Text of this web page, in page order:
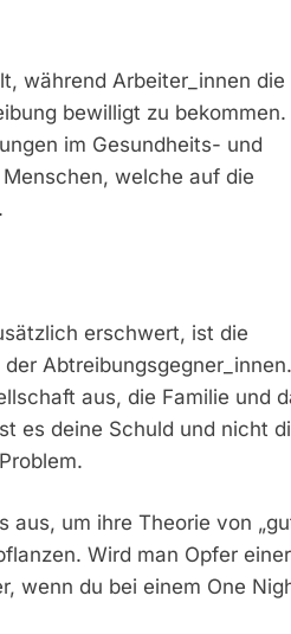
während Arbeiter_innen die
bewilligt zu bekommen.
im Gesundheits- und
welche auf die
erschwert, ist die
aus, die Familie und
es deine Schuld und nicht
um ihre Theorie von
Wird man Opfer einer
wenn du bei einem One